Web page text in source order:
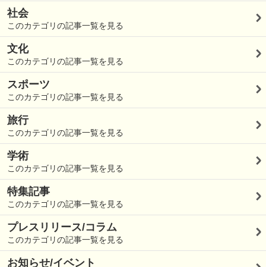
社会
このカテゴリの記事一覧を見る
文化
このカテゴリの記事一覧を見る
スポーツ
このカテゴリの記事一覧を見る
旅行
このカテゴリの記事一覧を見る
学術
このカテゴリの記事一覧を見る
特集記事
このカテゴリの記事一覧を見る
プレスリリース/コラム
このカテゴリの記事一覧を見る
お知らせ/イベント